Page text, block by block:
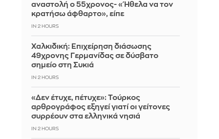
αναστολή ο 55χρονος- «Ήθελα να τον
κρατήσω άφθαρτο», είπε
IN 2 HOURS
Χαλκιδική: Επιχείρηση διάσωσης
49χρονης Γερμανίδας σε δύσβατο
σημείο στη Συκιά
IN 2 HOURS
«Δεν έτυχε, πέτυχε»: Τούρκος
αρθρογράφος εξηγεί γιατί οι γείτονες
συρρέουν στα ελληνικά νησιά
IN 2 HOURS